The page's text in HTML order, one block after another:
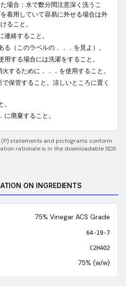
場合：水で数分間注意深く洗うこ
着用していて容易に外せる場合は外
ること。
絡すること。
る（このラベルの．．．を見よ）。
用する場合には洗濯をすること。
するために．．．を使用すること。
保管すること。涼しいところに置く
廃棄すること。
statements and pictograms conform
rationale is in the downloadable SDS
ON INGREDIENTS
75% Vinegar ACS Grade
64-19-7
C2H4O2
75% (w/w)